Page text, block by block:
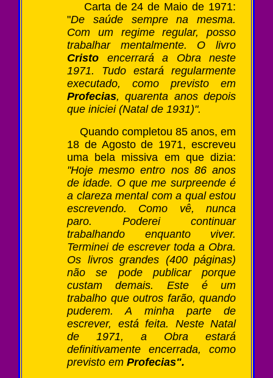
Carta de 24 de Maio de 1971:
"De saúde sempre na mesma.
Com um regime regular, posso
trabalhar mentalmente. O livro
Cristo encerrará a Obra neste
1971. Tudo estará regularmente
executado, como previsto em
Profecias, quarenta anos depois
que iniciei (Natal de 1931)".
Quando completou 85 anos, em
18 de Agosto de 1971, escreveu
uma bela missiva em que dizia:
"Hoje mesmo entro nos 86 anos
de idade. O que me surpreende é
a clareza mental com a qual estou
escrevendo. Como vê, nunca
paro. Poderei continuar
trabalhando enquanto viver.
Terminei de escrever toda a Obra.
Os livros grandes (400 páginas)
não se pode publicar porque
custam demais. Este é um
trabalho que outros farão, quando
puderem. A minha parte de
escrever, está feita. Neste Natal
de 1971, a Obra estará
definitivamente encerrada, como
previsto em Profecias".